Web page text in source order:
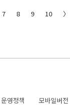
7 8 9 10 〉
운영정책 모바일버전